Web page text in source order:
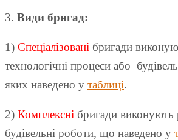
3. Види бригад:
1) Спеціалізовані бригади
технологічні процеси або
яких наведено у таблиці.
2) Комплексні бригади виконують
будівельні роботи, що наведено у